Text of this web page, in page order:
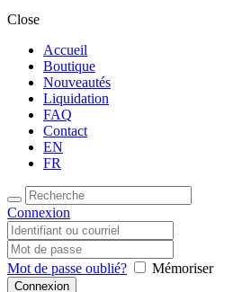
Close
Accueil
Boutique
Nouveautés
Liquidation
FAQ
Contact
EN
FR
Connexion
Mot de passe oublié? Mémoriser